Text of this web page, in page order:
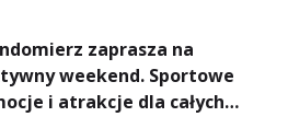
zaprasza na
weekend. Sportowe
i atrakcje dla całych